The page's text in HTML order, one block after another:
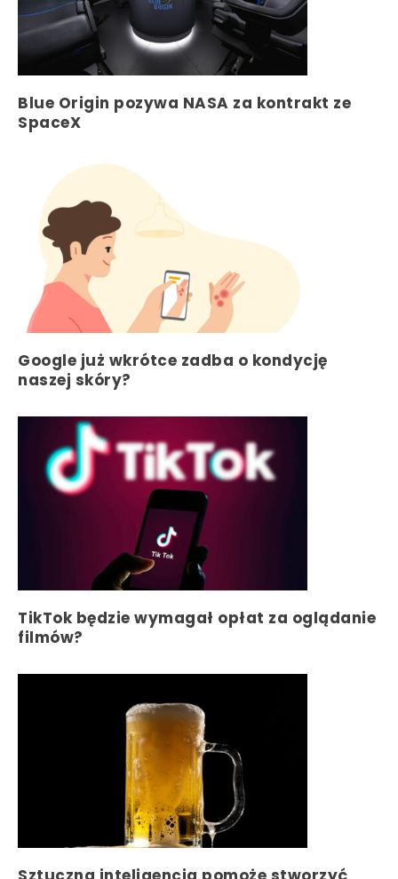
Blue Origin pozywa NASA za kontrakt ze
SpaceX
Google już wkrótce zadba o kondycję
naszej skóry?
TikTok będzie wymagał opłat za oglądanie
filmów?